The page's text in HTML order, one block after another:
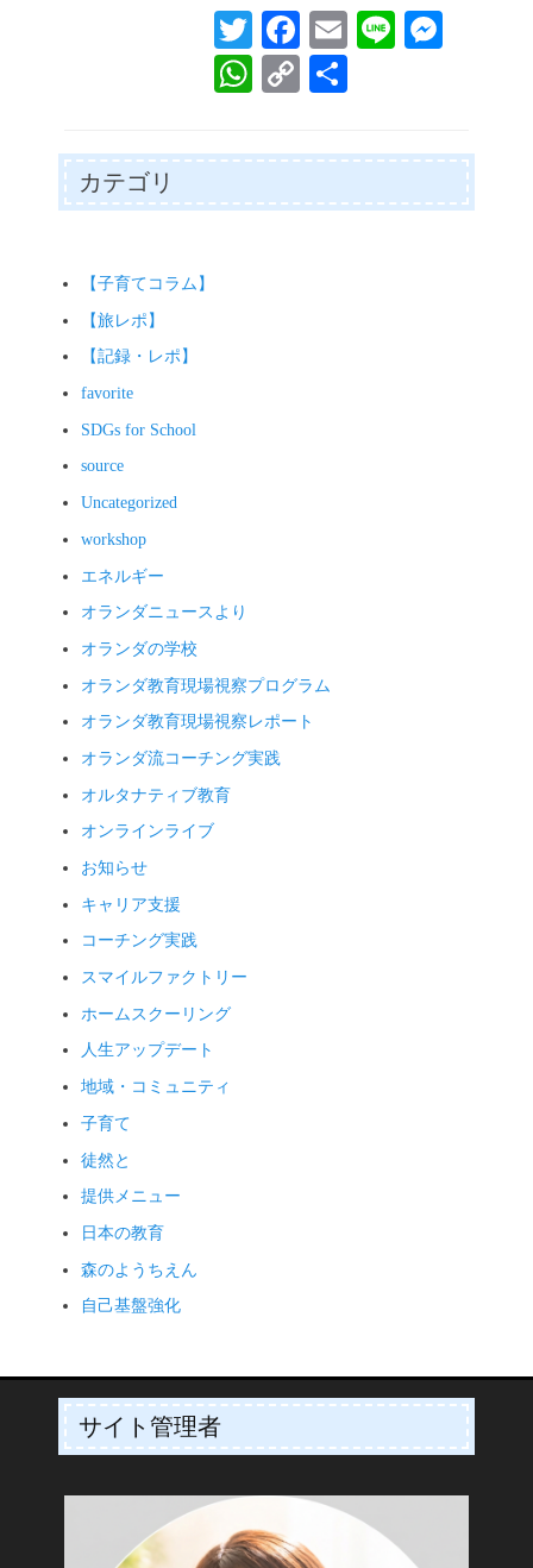
T
wi
tte
r
Fa
ce
bo
ok
E
Li
ng
er
W
ts
C
y
カテゴリ
【子育てコラム】
【旅レポ】
【記録・レポ】
favorite
SDGs for School
source
Uncategorized
workshop
エネルギー
オランダニュースより
オランダの学校
オランダ教育現場視察プログラム
オランダ教育現場視察レポート
オランダ流コーチング実践
オルタナティブ教育
オンラインライブ
お知らせ
キャリア支援
コーチング実践
スマイルファクトリー
ホームスクーリング
人生アップデート
地域・コミュニティ
子育て
徒然と
提供メニュー
日本の教育
森のようちえん
自己基盤強化
サイト管理者